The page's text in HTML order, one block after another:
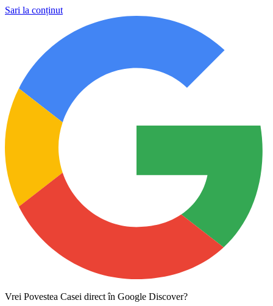
Sari la conținut
Vrei Povestea Casei direct în Google Discover?